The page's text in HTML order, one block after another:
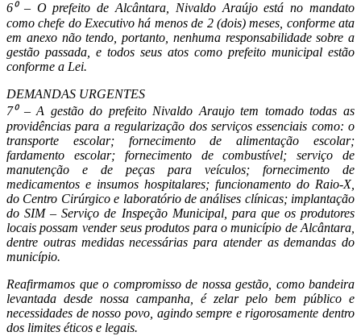
6⁰ – O prefeito de Alcântara, Nivaldo Araújo está no mandato
como chefe do Executivo há menos de 2 (dois) meses, conforme ata
em anexo não tendo, portanto, nenhuma responsabilidade sobre a
gestão passada, e todos seus atos como prefeito municipal estão
conforme a Lei.
DEMANDAS URGENTES
7⁰ – A gestão do prefeito Nivaldo Araujo tem tomado todas as
providências para a regularização dos serviços essenciais como: o
transporte escolar; fornecimento de alimentação escolar;
fardamento escolar; fornecimento de combustível; serviço de
manutenção e de peças para veículos; fornecimento de
medicamentos e insumos hospitalares; funcionamento do Raio-X,
do Centro Cirúrgico e laboratório de análises clínicas; implantação
do SIM – Serviço de Inspeção Municipal, para que os produtores
locais possam vender seus produtos para o município de Alcântara,
dentre outras medidas necessárias para atender as demandas do
município.
Reafirmamos que o compromisso de nossa gestão, como bandeira
levantada desde nossa campanha, é zelar pelo bem público e
necessidades de nosso povo, agindo sempre e rigorosamente dentro
dos limites éticos e legais.